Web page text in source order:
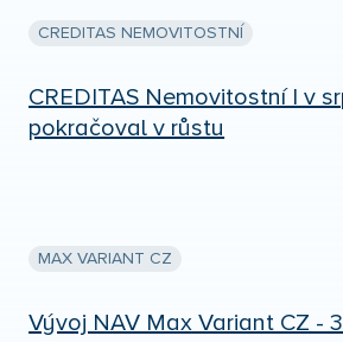
CREDITAS NEMOVITOSTNÍ
CREDITAS Nemovitostní I v
pokračoval v růstu
MAX VARIANT CZ
Vývoj NAV Max Variant CZ -